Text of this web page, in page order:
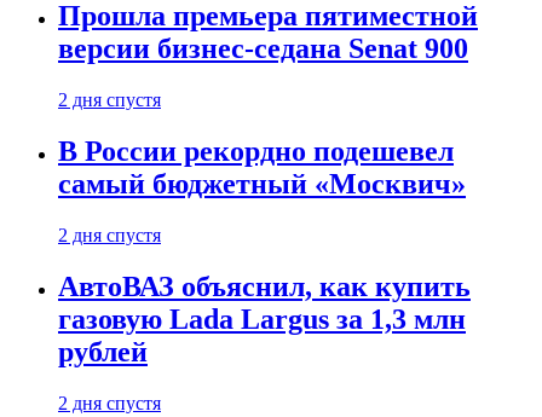
Прошла премьера пятиместной
версии бизнес-седана Senat 900
2 дня спустя
В России рекордно подешевел
самый бюджетный «Москвич»
2 дня спустя
АвтоВАЗ объяснил, как купить
газовую Lada Largus за 1,3 млн
рублей
2 дня спустя